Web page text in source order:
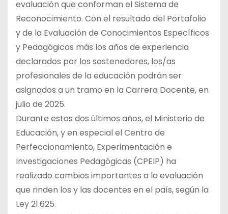
evaluación que conforman el Sistema de
Reconocimiento. Con el resultado del Portafolio
y de la Evaluación de Conocimientos Específicos
y Pedagógicos más los años de experiencia
declarados por los sostenedores, los/as
profesionales de la educación podrán ser
asignados a un tramo en la Carrera Docente, en
julio de 2025.
Durante estos dos últimos años, el Ministerio de
Educación, y en especial el Centro de
Perfeccionamiento, Experimentación e
Investigaciones Pedagógicas (CPEIP) ha
realizado cambios importantes a la evaluación
que rinden los y las docentes en el país, según la
Ley 21.625.